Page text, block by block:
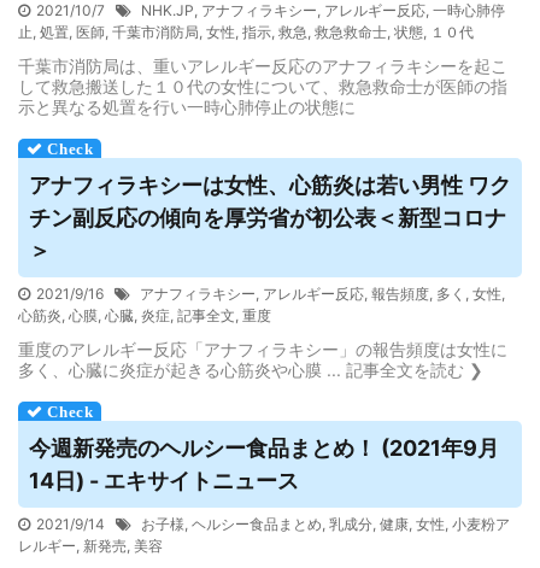
2021/10/7 NHK.JP, アナフィラキシー, アレルギー反応, 一時心肺停
止, 処置, 医師, 千葉市消防局, 女性, 指示, 救急, 救急救命士, 状態, １０代
千葉市消防局は、重いアレルギー反応のアナフィラキシーを起こ
して救急搬送した１０代の女性について、救急救命士が医師の指
示と異なる処置を行い一時心肺停止の状態に
アナフィラキシーは女性、心筋炎は若い男性 ワク
チン副反応の傾向を厚労省が初公表＜新型コロナ
＞
2021/9/16 アナフィラキシー, アレルギー反応, 報告頻度, 多く , 女性,
心筋炎, 心膜, 心臓, 炎症, 記事全文, 重度
重度のアレルギー反応「アナフィラキシー」の報告頻度は女性に
多く、心臓に炎症が起きる心筋炎や心膜 ... 記事全文を読む ❯
今週新発売のヘルシー食品まとめ！ (2021年9月
14日) - エキサイトニュース
2021/9/14 お子様, ヘルシー食品まとめ, 乳成分, 健康, 女性, 小麦粉ア
レルギー, 新発売, 美容